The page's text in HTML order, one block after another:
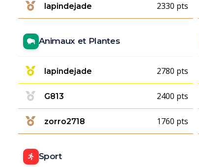
lapindejade 2330 pts
Animaux et Plantes
lapindejade 2780 pts
G813 2400 pts
zorro2718 1760 pts
Sport